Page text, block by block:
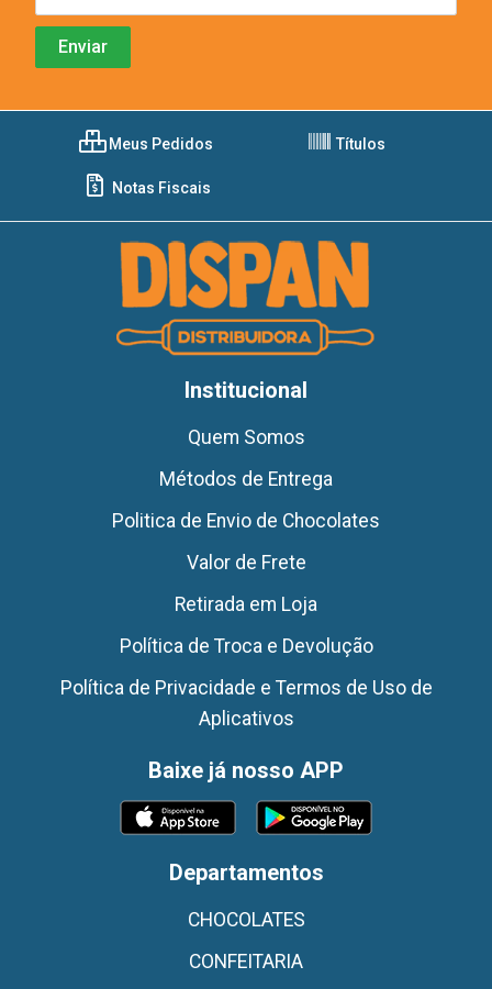
Meus Pedidos Títulos
Notas Fiscais
Institucional
Quem Somos
Métodos de Entrega
Politica de Envio de Chocolates
Valor de Frete
Retirada em Loja
Política de Troca e Devolução
Política de Privacidade e Termos de Uso de
Aplicativos
Baixe já nosso APP
Departamentos
CHOCOLATES
CONFEITARIA